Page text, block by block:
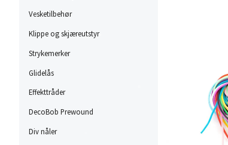
Vesketilbehør
Klippe og skjæreutstyr
Strykemerker
Glidelås
Effekttråder
DecoBob Prewound
Div nåler